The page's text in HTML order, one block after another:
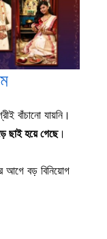
বাঁচানো যায়নি।
ছাই হয়ে গেছে।
আগে বড় বিনিয়োগ